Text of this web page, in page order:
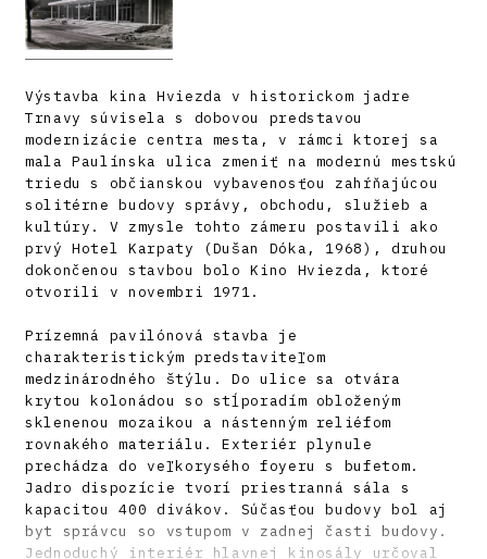
Výstavba kina Hviezda v historickom jadre
Trnavy súvisela s dobovou predstavou
modernizácie centra mesta, v rámci ktorej sa
mala Paulínska ulica zmeniť na modernú mestskú
triedu s občianskou vybavenosťou zahŕňajúcou
solitérne budovy správy, obchodu, služieb a
kultúry. V zmysle tohto zámeru postavili ako
prvý Hotel Karpaty (Dušan Dóka, 1968), druhou
dokončenou stavbou bolo Kino Hviezda, ktoré
otvorili v novembri 1971.
Prízemná pavilónová stavba je
charakteristickým predstaviteľom
medzinárodného štýlu. Do ulice sa otvára
krytou kolonádou so stĺporadím obloženým
sklenenou mozaikou a nástenným reliéfom
rovnakého materiálu. Exteriér plynule
prechádza do veľkorysého foyeru s bufetom.
Jadro dispozície tvorí priestranná sála s
kapacitou 400 divákov. Súčasťou budovy bol aj
byt správcu so vstupom v zadnej časti budovy.
Jednoduchý interiér hlavnej kinosály určoval